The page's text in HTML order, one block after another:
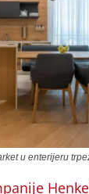
u enterijeru